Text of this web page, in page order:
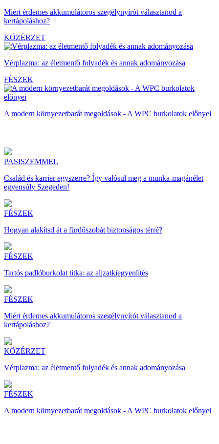
Miért érdemes akkumulátoros szegélynyírót választanod a
kertápoláshoz?
KÖZÉRZET
Vérplazma: az életmentő folyadék és annak adományozása
FÉSZEK
A modern környezetbarát megoldások - A WPC burkolatok előnyei
PASISZEMMEL
Család és karrier egyszerre? Így valósul meg a munka-magánélet
egyensúly Szegeden!
FÉSZEK
Hogyan alakítsd át a fürdőszobát biztonságos térré?
FÉSZEK
Tartós padlóburkolat titka: az aljzatkiegyenlítés
FÉSZEK
Miért érdemes akkumulátoros szegélynyírót választanod a
kertápoláshoz?
KÖZÉRZET
Vérplazma: az életmentő folyadék és annak adományozása
FÉSZEK
A modern környezetbarát megoldások - A WPC burkolatok előnyei